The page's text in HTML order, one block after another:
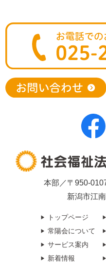
本部／〒950-
新潟市江
トップページ
常陽会について
サービス案内
新着情報